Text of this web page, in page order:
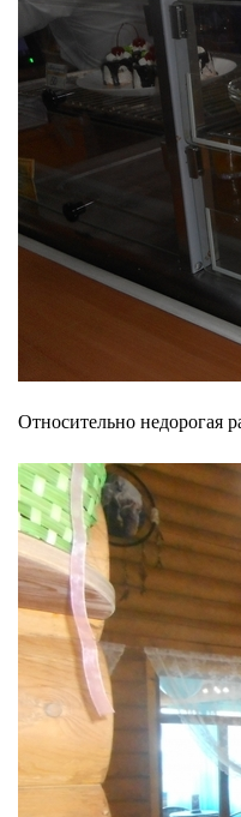
Относительно недорогая